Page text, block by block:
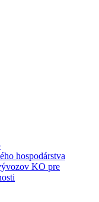
hospodárstva
KO pre